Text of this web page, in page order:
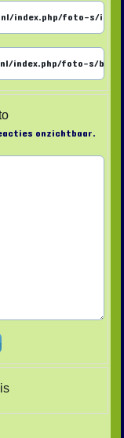
onzichtbaar.